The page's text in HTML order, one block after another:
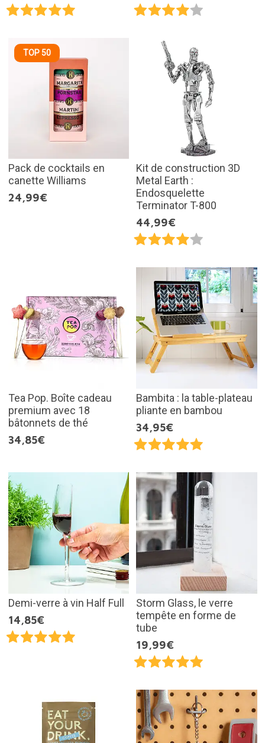
TOP 50
Pack de cocktails en
canette Williams
24,99€
Kit de construction 3D
Metal Earth :
Endosquelette
Terminator T-800
44,99€
Tea Pop. Boîte cadeau
premium avec 18
bâtonnets de thé
34,85€
Bambita : la table-plateau
pliante en bambou
34,95€
Demi-verre à vin Half Full
14,85€
Storm Glass, le verre
tempête en forme de
tube
19,99€